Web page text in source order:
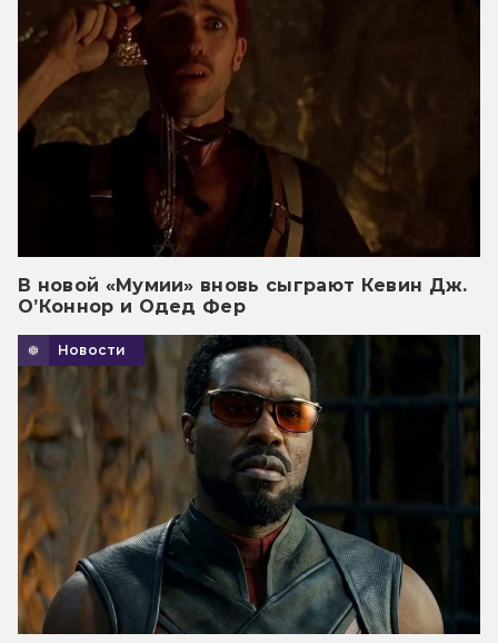
В новой «Мумии» вновь сыграют Кевин Дж.
О’Коннор и Одед Фер
Новости